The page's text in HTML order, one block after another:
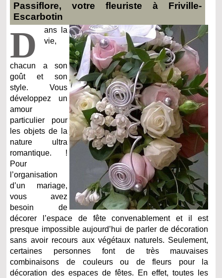
Passiflore, votre fleuriste à Friville-
Escarbotin
D
ans la
vie,
chacun a son
goût et son
style. Vous
développez un
amour
particulier pour
les objets de la
nature ultra
romantique. !
Pour
l’organisation
d’un mariage,
vous avez
besoin de
décorer l’espace de fête convenablement et il est
presque impossible aujourd’hui de parler de décoration
sans avoir recours aux végétaux naturels. Seulement,
certaines personnes font de très mauvaises
combinaisons de couleurs ou de fleurs pour la
décoration des espaces de fêtes. En effet, toutes les